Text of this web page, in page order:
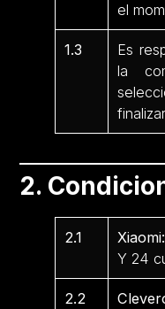
el
1.3
Es
la
2.
2.1 Xiaomi:
Y 24
2.2